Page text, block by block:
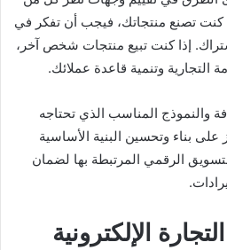
كنت تصنع منتجاتك، فيجب أن تفكر في
إذا كنت تبيع منتجات شخص آخر،
التجارية وتنمية قاعدة عملائك.
والنموذج المناسب الذي تحتاجه
على بناء وتحسين البنية الأساسية
الرقمي المرتبطة بها لضمان
الإلكترونية